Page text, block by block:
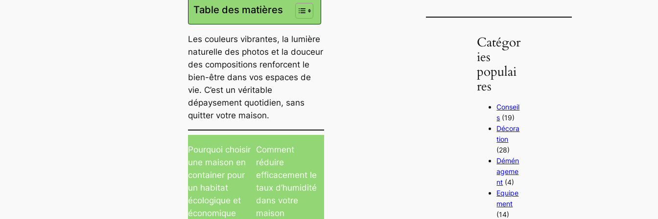
Table des matières
Les couleurs vibrantes, la lumière
naturelle des photos et la douceur
des compositions renforcent le
bien-être dans vos espaces de
vie. C’est un véritable
dépaysement quotidien, sans
quitter votre maison.
Pourquoi choisir
une maison en
container pour
un habitat
écologique et
économique
Comment
réduire
efficacement le
taux d’humidité
dans votre
maison
Catégor
ies
populai
res
Conseil
s (19)
Décora
tion
(28)
Démén
ageme
nt (4)
Equipe
ment
(14)